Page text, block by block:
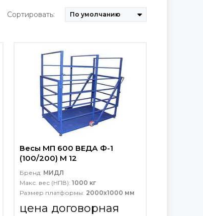
Сортировать:
Весы МП 600 ВЕДА Ф-1
(100/200) М 12
Бренд: МИДЛ
Макс. вес (НПВ): 1000 кг
Размер платформы: 2000х1000 мм
цена договорная